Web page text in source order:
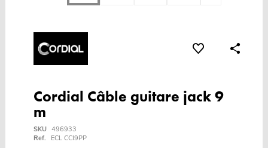
Cordial Câble guitare jack 9
m
SKU 496933
Ref.
ECL CCI9PP